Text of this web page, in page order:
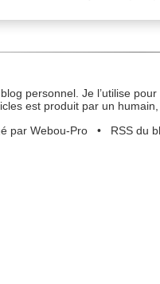
personnel. Je l’utilise
est produit par un
par Webou-Pro• RSS du